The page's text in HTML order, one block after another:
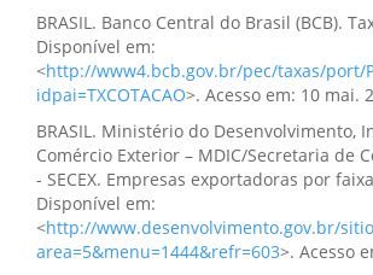
BRASIL. Banco Central do Brasil (BCB).
Disponível em:
<http://www4.bcb.gov.br/pec/taxas/port/
idpai=TXCOTACAO>. Acesso em: 10 mai.
BRASIL. Ministério do Desenvolvimento,
Comércio Exterior – MDIC/Secretaria de
- SECEX. Empresas exportadoras por
Disponível em:
<http://www.desenvolvimento.gov.br/
area=5&menu=1444&refr=603>. Acesso